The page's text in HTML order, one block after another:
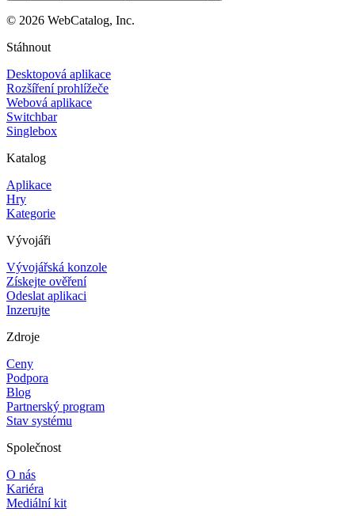
© 2026 WebCatalog, Inc.
Stáhnout
Desktopová aplikace
Rozšíření prohlížeče
Webová aplikace
Switchbar
Singlebox
Katalog
Aplikace
Hry
Kategorie
Vývojáři
Vývojářská konzole
Získejte ověření
Odeslat aplikaci
Inzerujte
Zdroje
Ceny
Podpora
Blog
Partnerský program
Stav systému
Společnost
O nás
Kariéra
Mediální kit